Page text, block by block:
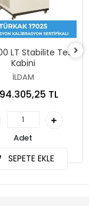
LT Stabilite Test
Kabini
İLDAM
TL
Adet
SEPETE EKLE